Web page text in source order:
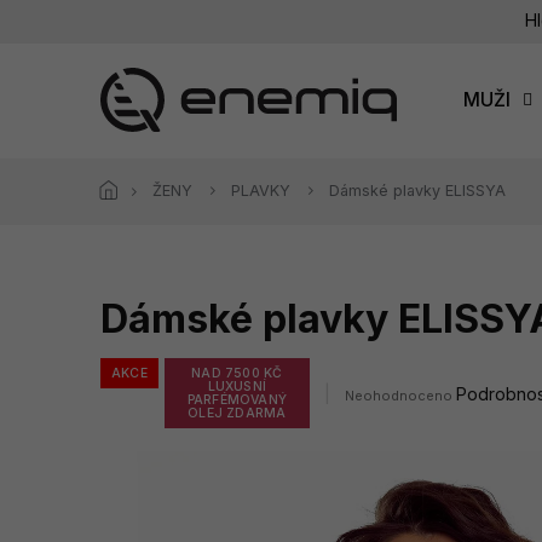
MUŽI
ŽENY PLAVKY Dámské plavky ELISSYA
Dámské plavky
AKCE
NAD 7500 KČ
LUXUSNÍ
PARFÉMOVANÝ
OLEJ ZDARMA
Průměrné
5
Neohodnoceno